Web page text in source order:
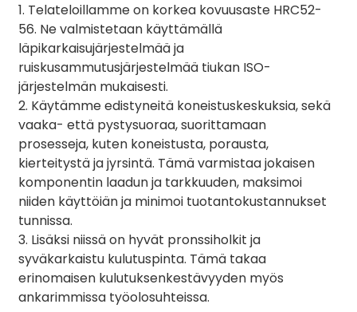
1. Telateloillamme on korkea kovuusaste HRC52-
56. Ne valmistetaan käyttämällä
läpikarkaisujärjestelmää ja
ruiskusammutusjärjestelmää tiukan ISO-
järjestelmän mukaisesti.
2. Käytämme edistyneitä koneistuskeskuksia, sekä
vaaka- että pystysuoraa, suorittamaan
prosesseja, kuten koneistusta, porausta,
kierteitystä ja jyrsintä. Tämä varmistaa jokaisen
komponentin laadun ja tarkkuuden, maksimoi
niiden käyttöiän ja minimoi tuotantokustannukset
tunnissa.
3. Lisäksi niissä on hyvät pronssiholkit ja
syväkarkaistu kulutuspinta. Tämä takaa
erinomaisen kulutuksenkestävyyden myös
ankarimmissa työolosuhteissa.